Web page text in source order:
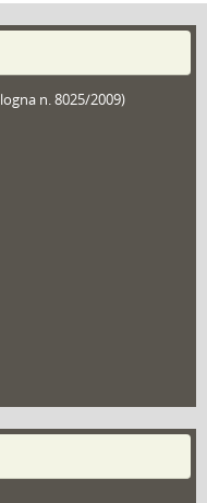
n. 8025/2009)